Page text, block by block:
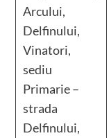
Arcului,
Delfinului,
Vinatori,
sediu
Primarie –
strada
Delfinului,